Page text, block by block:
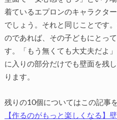
着ているエプロンのキャラクタ
でしょう。それと同じことです
のであれば、その子どもにとっ
す。「もう無くても大丈夫だよ
に入りの部分だけでも壁面を残
ります。
残りの10個についてはこの記事
【作るのがもっと楽しくなる】